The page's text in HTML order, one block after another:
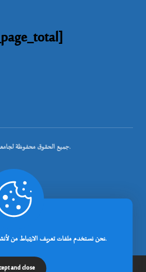
© جميع الحقوق محفوظة لجامعة خنشلة 2026.
.
نحن نستخدم ملفات تعريف الارتباط من لأنشطة الموقع لنقدم لك تجربة أفضل.
and close